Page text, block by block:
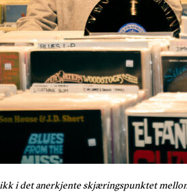
i det anerkjente skjæringspunktet